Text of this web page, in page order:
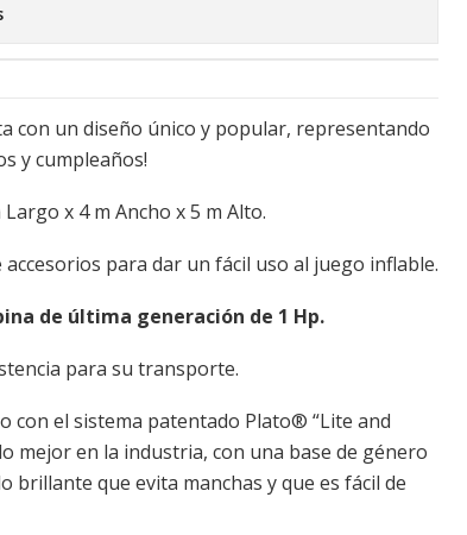
con un diseño único y popular, representando
y cumpleaños!
Largo x 4 m Ancho x 5 m Alto.
para dar un fácil uso al juego inflable.
de última generación de 1 Hp.
para su transporte.
con el sistema patentado Plato® “Lite and
mejor en la industria, con una base de género
brillante que evita manchas y que es fácil de